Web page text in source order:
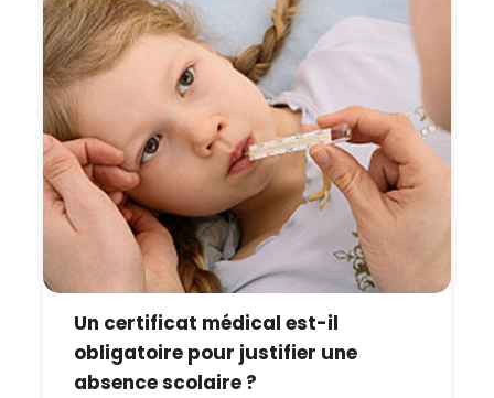
Un certificat médical est-il
obligatoire pour justifier une
absence scolaire ?